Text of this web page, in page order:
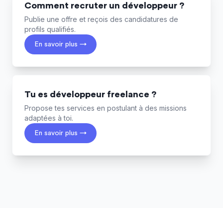
Comment recruter un développeur ?
Publie une offre et reçois des candidatures de
profils qualifiés.
En savoir plus →
Tu es développeur freelance ?
Propose tes services en postulant à des missions
adaptées à toi.
En savoir plus →